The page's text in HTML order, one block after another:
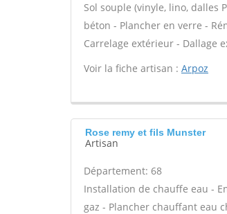
Sol souple (vinyle, lino, dalles
béton - Plancher en verre -
Carrelage extérieur - Dallage
Voir la fiche artisan : Arpoz
Rose remy et fils Munster
Artisan
Département: 68
Installation de chauffe eau -
gaz - Plancher chauffant eau